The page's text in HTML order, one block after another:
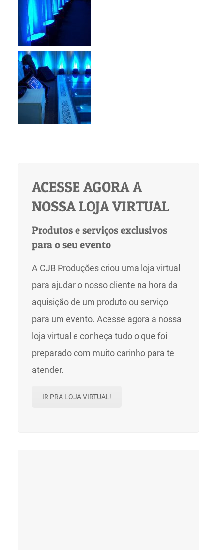
ACESSE AGORA A
NOSSA LOJA VIRTUAL
Produtos e serviços exclusivos
para o seu evento
A CJB Produções criou uma loja virtual
para ajudar o nosso cliente na hora da
aquisição de um produto ou serviço
para um evento. Acesse agora a nossa
loja virtual e conheça tudo o que foi
preparado com muito carinho para te
atender.
IR PRA LOJA VIRTUAL!